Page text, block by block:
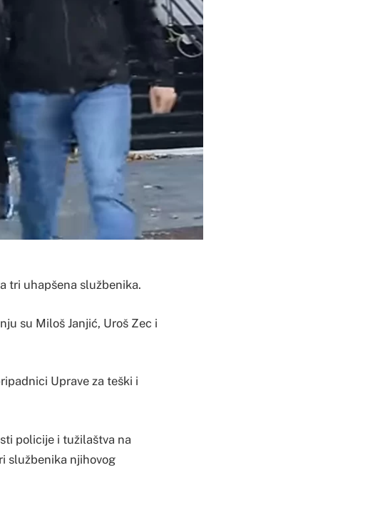
tri uhapšena službenika.
su Miloš Janjić, Uroš Zec i
Uprave za teški i
policije i tužilaštva na
službenika njihovog